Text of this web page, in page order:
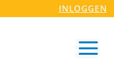
INLOGGEN